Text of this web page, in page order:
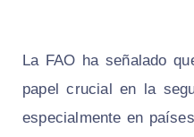
La FAO ha señalado
papel crucial en la
especialmente en